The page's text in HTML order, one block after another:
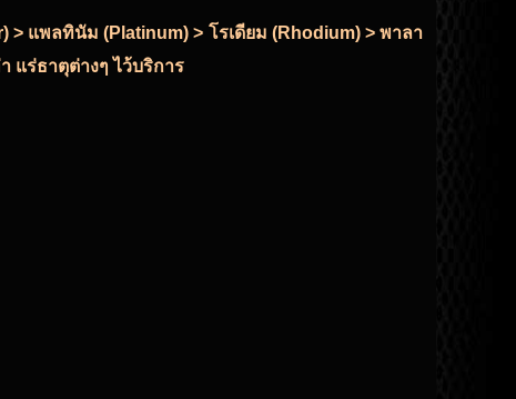
> แพลทินัม (Platinum) > โรเดียม (Rhodium) > พาลา
แร่ธาตุต่างๆ ไว้บริการ